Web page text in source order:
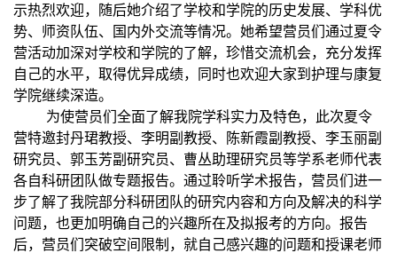
示热烈欢迎，随后她介绍了学校和学院的历史发展、学科优
势、师资队伍、国内外交流等情况。她希望营员们通过夏令
营活动加深对学校和学院的了解，珍惜交流机会，充分发挥
自己的水平，取得优异成绩，同时也欢迎大家到护理与康复
学院继续深造。
为使营员们全面了解我院学科实力及特色，此次夏令
营特邀封丹珺教授、李明副教授、陈新霞副教授、李玉丽副
研究员、郭玉芳副研究员、曹丛助理研究员等学系老师代表
各自科研团队做专题报告。通过聆听学术报告，营员们进一
步了解了我院部分科研团队的研究内容和方向及解决的科学
问题，也更加明确自己的兴趣所在及拟报考的方向。报告
后，营员们突破空间限制，就自己感兴趣的问题和授课老师